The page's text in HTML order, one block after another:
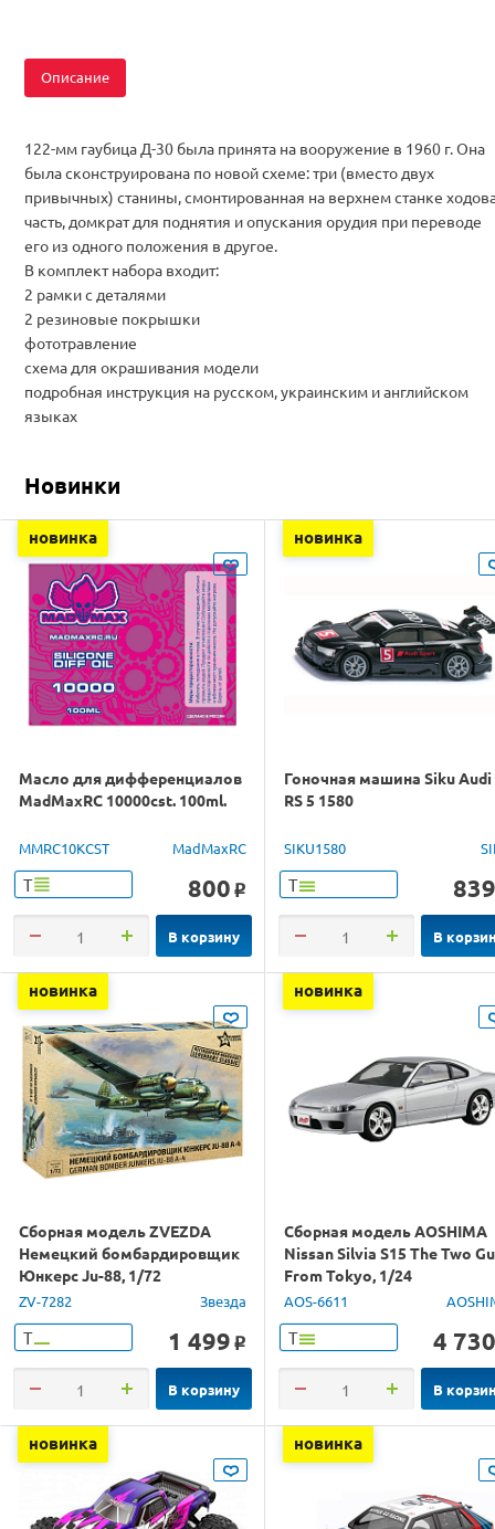
Описание
122-мм гаубица Д-30 была принята на вооружение в 1960 г. Она
была сконструирована по новой схеме: три (вместо двух
привычных) станины, смонтированная на верхнем станке
часть, домкрат для поднятия и опускания орудия при переводе
его из одного положения в другое.
В комплект набора входит:
2 рамки с деталями
2 резиновые покрышки
фототравление
схема для окрашивания модели
подробная инструкция на русском, украинским и английском
языках
Новинки
новинка
Масло для дифференциалов
MadMaxRC 10000cst. 100ml.
MMRC10KCST MadMaxRC
Т 800 o
В корзину
новинка
Гоночная машина Siku Audi
RS 5 1580
SIKU1580
Т 839
В
новинка
Сборная модель ZVEZDA
Немецкий бомбардировщик
Юнкерс Ju-88, 1/72
ZV-7282 Звезда
Т 1 499 o
В корзину
новинка
Сборная модель AOSHIMA
Nissan Silvia S15 The Two
From Tokyo, 1/24
AOS-6611
Т 4 730
В
новинка новинка